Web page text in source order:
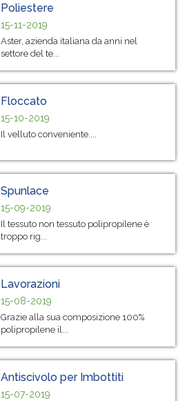
Poliestere
15-11-2019
Aster, azienda italiana da anni nel
settore del te...
Floccato
15-10-2019
Il velluto conveniente....
Spunlace
15-09-2019
Il tessuto non tessuto polipropilene è
troppo rig...
Lavorazioni
15-08-2019
Grazie alla sua composizione 100%
polipropilene il...
Antiscivolo per Imbottiti
15-07-2019